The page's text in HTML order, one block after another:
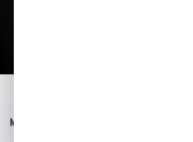
Menüü